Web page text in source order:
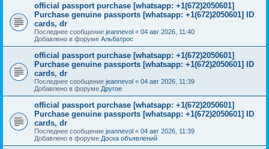
official passport purchase [whatsapp: +1(672)2050601]
Purchase genuine passports [whatsapp: +1(672)2050601] ID
cards, dr
Последнее сообщение jeannevol « 04 авг 2026, 11:40
Добавлено в форуме Альбатрос
official passport purchase [whatsapp: +1(672)2050601]
Purchase genuine passports [whatsapp: +1(672)2050601] ID
cards, dr
Последнее сообщение jeannevol « 04 авг 2026, 11:39
Добавлено в форуме Другое
official passport purchase [whatsapp: +1(672)2050601]
Purchase genuine passports [whatsapp: +1(672)2050601] ID
cards, dr
Последнее сообщение jeannevol « 04 авг 2026, 11:39
Добавлено в форуме Доска объявлений